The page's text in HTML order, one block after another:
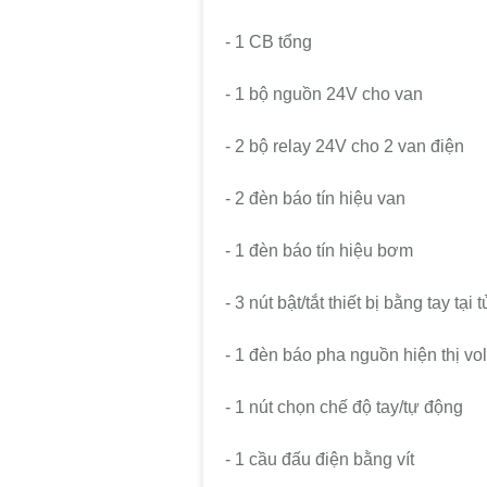
- 1 CB tổng
- 1 bộ nguồn 24V cho van
- 2 bộ relay 24V cho 2 van điện
- 2 đèn báo tín hiệu van
- 1 đèn báo tín hiệu bơm
- 3 nút bật/tắt thiết bị bằng tay tại
- 1 đèn báo pha nguồn hiện thị
- 1 nút chọn chế độ tay/tự động
- 1 cầu đấu điện bằng vít